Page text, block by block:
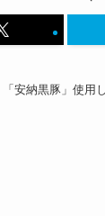
安納黒豚」使用